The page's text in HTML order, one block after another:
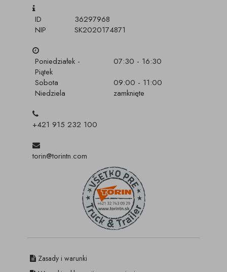
ID
36297968
NIP
SK2020174871
Poniedziałek -
Piątek
07:30 - 16:30
Sobota
09:00 - 11:00
Niedziela
zamknięte
+421 915 232 100
torin@torintn.com
Zasady i warunki